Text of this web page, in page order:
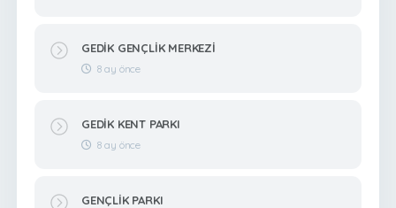
GEDİK GENÇLİK MERKEZİ
8 ay önce
GEDİK KENT PARKI
8 ay önce
GENÇLİK PARKI